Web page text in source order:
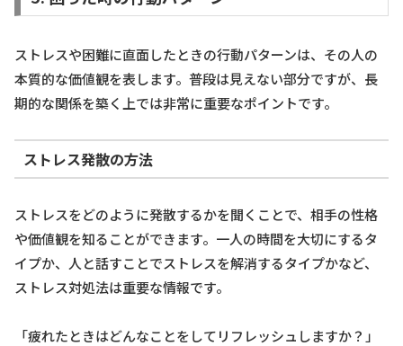
ストレスや困難に直面したときの行動パターンは、その人の
本質的な価値観を表します。普段は見えない部分ですが、長
期的な関係を築く上では非常に重要なポイントです。
ストレス発散の方法
ストレスをどのように発散するかを聞くことで、相手の性格
や価値観を知ることができます。一人の時間を大切にするタ
イプか、人と話すことでストレスを解消するタイプかなど、
ストレス対処法は重要な情報です。
「疲れたときはどんなことをしてリフレッシュしますか？」